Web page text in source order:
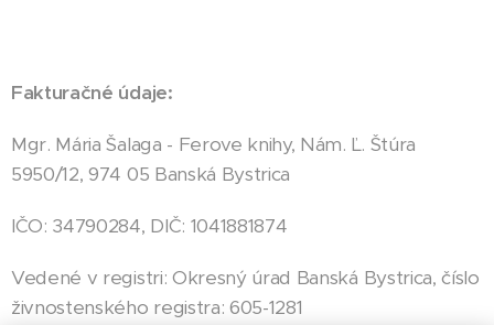
Fakturačné údaje:
Mgr. Mária Šalaga - Ferove knihy, Nám. Ľ. Štúra
5950/12, 974 05 Banská Bystrica
IČO: 34790284, DIČ: 1041881874
Vedené v registri: Okresný úrad Banská Bystrica, číslo
živnostenského registra: 605-1281